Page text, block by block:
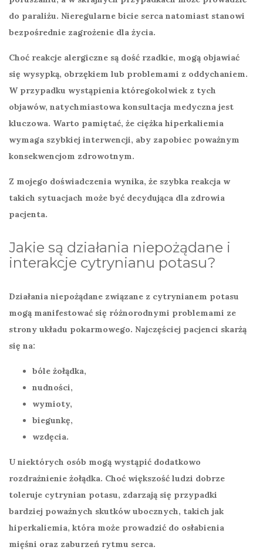
do paraliżu. Nieregularne bicie serca natomiast stanowi
bezpośrednie zagrożenie dla życia.
Choć reakcje alergiczne są dość rzadkie, mogą objawiać
się wysypką, obrzękiem lub problemami z oddychaniem.
W przypadku wystąpienia któregokolwiek z tych
objawów, natychmiastowa konsultacja medyczna jest
kluczowa. Warto pamiętać, że ciężka hiperkaliemia
wymaga szybkiej interwencji, aby zapobiec poważnym
konsekwencjom zdrowotnym.
Z mojego doświadczenia wynika, że szybka reakcja w
takich sytuacjach może być decydująca dla zdrowia
pacjenta.
Jakie są działania niepożądane i
interakcje cytrynianu potasu?
Działania niepożądane związane z cytrynianem potasu
mogą manifestować się różnorodnymi problemami ze
strony układu pokarmowego. Najczęściej pacjenci skarżą
się na:
bóle żołądka,
nudności,
wymioty,
biegunkę,
wzdęcia.
U niektórych osób mogą wystąpić dodatkowo
rozdrażnienie żołądka. Choć większość ludzi dobrze
toleruje cytrynian potasu, zdarzają się przypadki
bardziej poważnych skutków ubocznych, takich jak
hiperkaliemia, która może prowadzić do osłabienia
mięśni oraz zaburzeń rytmu serca.